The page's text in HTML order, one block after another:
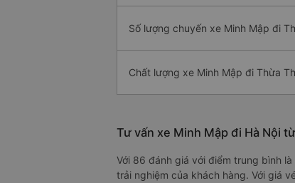
Số lượng chuyến xe Minh Mập đi
Chất lượng xe Minh Mập đi Thừa
Tư vấn xe Minh Mập đi Hà Nội
Với 86 đánh giá với điểm trung bình
trải nghiệm của khách hàng. Với giá